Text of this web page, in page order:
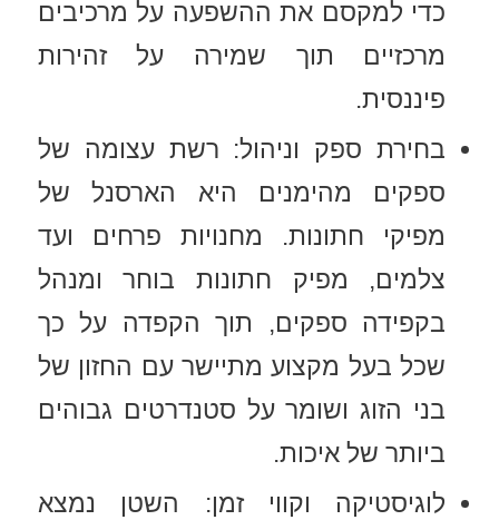
כדי למקסם את ההשפעה על מרכיבים
מרכזיים תוך שמירה על זהירות
פיננסית.
בחירת ספק וניהול: רשת עצומה של
ספקים מהימנים היא הארסנל של
מפיקי חתונות. מחנויות פרחים ועד
צלמים, מפיק חתונות בוחר ומנהל
בקפידה ספקים, תוך הקפדה על כך
שכל בעל מקצוע מתיישר עם החזון של
בני הזוג ושומר על סטנדרטים גבוהים
ביותר של איכות.
לוגיסטיקה וקווי זמן: השטן נמצא